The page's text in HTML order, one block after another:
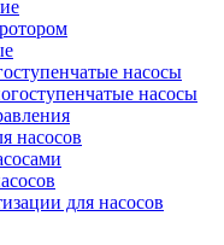
насосы
насосы
насосов
для насосов